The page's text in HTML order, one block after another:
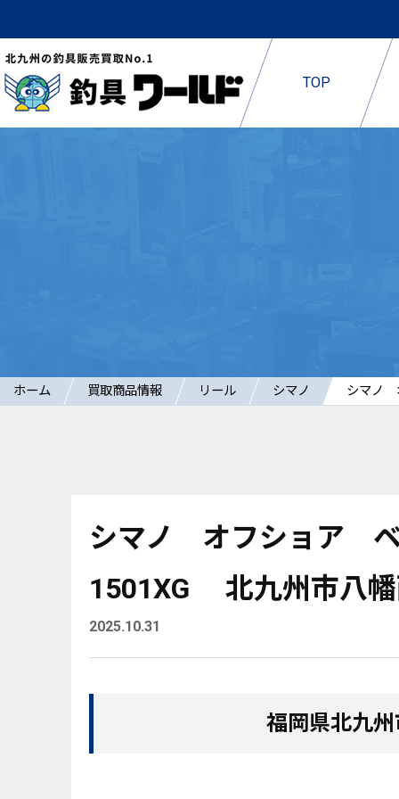
TOP
ホーム 買取商品情報 リール シマノ シマノ
シマノ オフショア
1501XG 北九州市八
2025.10.31
福岡県北九